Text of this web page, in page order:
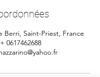
Berri, Saint-Priest, France
+ 0617462688